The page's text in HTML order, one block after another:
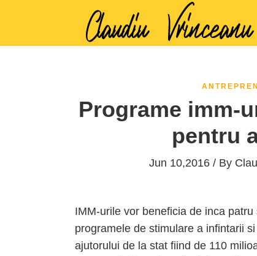
Programe imm-
pentru
Jun 10,2016 / By
IMM-urile vor beneficia de inca
programele de stimulare a infintarii
ajutorului de la stat fiind de 110